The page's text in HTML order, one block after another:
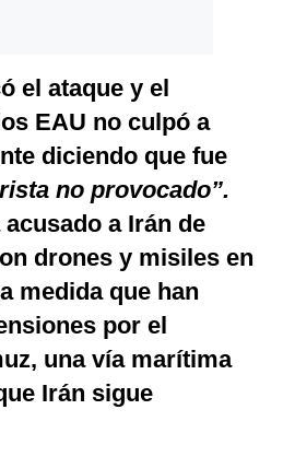
el ataque y el
EAU no culpó a
diciendo que fue
no provocado”.
a Irán de
drones y misiles en
medida que han
por el
una vía marítima
Irán sigue